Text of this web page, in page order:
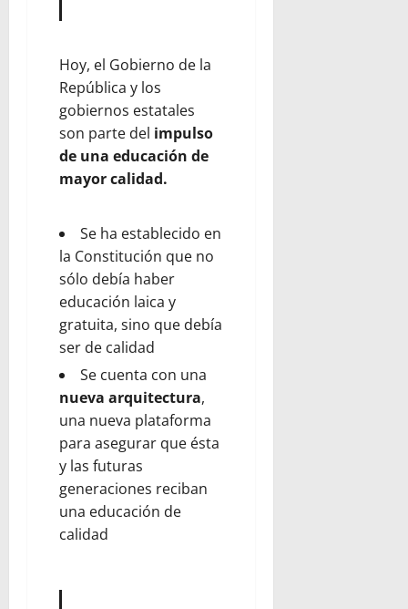
Hoy, el Gobierno de la
República y los
gobiernos estatales
son parte del impulso
de una educación de
mayor calidad.
Se ha establecido en
la Constitución que no
sólo debía haber
educación laica y
gratuita, sino que debía
ser de calidad
Se cuenta con una
nueva arquitectura,
una nueva plataforma
para asegurar que ésta
y las futuras
generaciones reciban
una educación de
calidad